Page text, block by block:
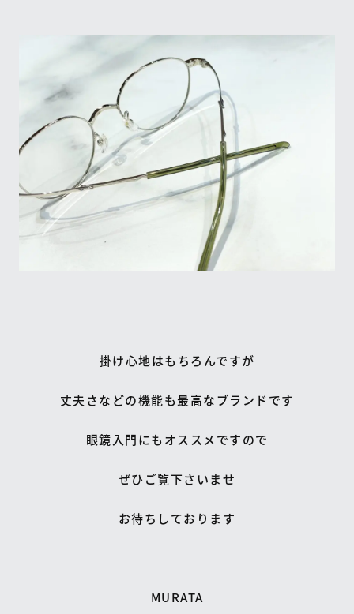
掛け心地はもちろんですが
丈夫さなどの機能も最高なブランドです
眼鏡入門にもオススメですので
ぜひご覧下さいませ
お待ちしております
MURATA